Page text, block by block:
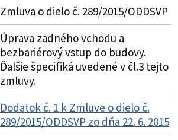
Zmluva o dielo č. 289/2015/ODDSVP
Úprava zadného vchodu a
bezbariérový vstup do budovy.
Ďalšie špecifiká uvedené v čl.3 tejto
zmluvy.
Dodatok č. 1 k Zmluve o dielo č.
289/2015/ODDSVP zo dňa 22. 6. 2015